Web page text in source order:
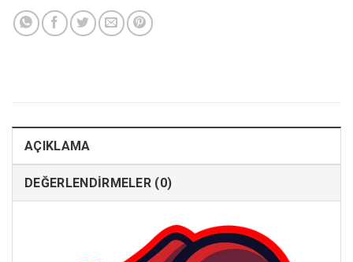
AÇIKLAMA
DEĞERLENDIRMELER (0)